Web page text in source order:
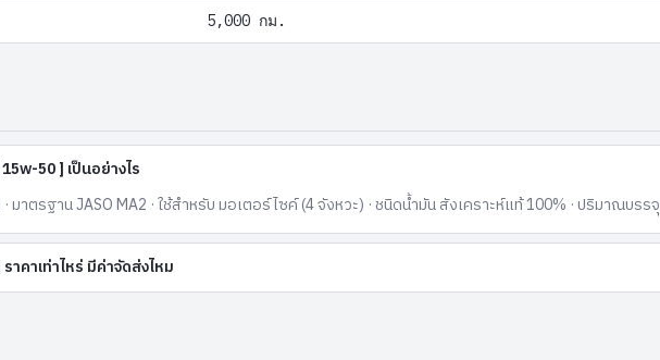
5,000 กม.
50 ] เป็นอย่างไร
มาตรฐาน JASO MA2 · ใช้สำหรับ มอเตอร์ไซค์ (4 จังหวะ) · ชนิดน้ำมัน สังเคราะห์แท้ 100% · ปริมาณบรร
คาเท่าไหร่ มีค่าจัดส่งไหม